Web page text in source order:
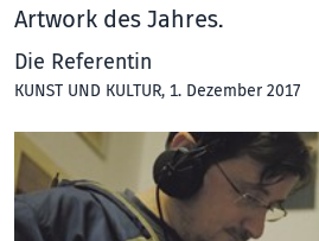
Artwork des Jahres.
Die Referentin
KUNST UND KULTUR, 1. Dezember 2017